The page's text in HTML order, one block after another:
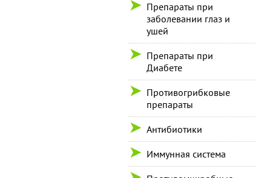
Препараты при
заболевании глаз и
ушей
Препараты при
Диабете
Противогрибковые
препараты
Антибиотики
Иммунная система